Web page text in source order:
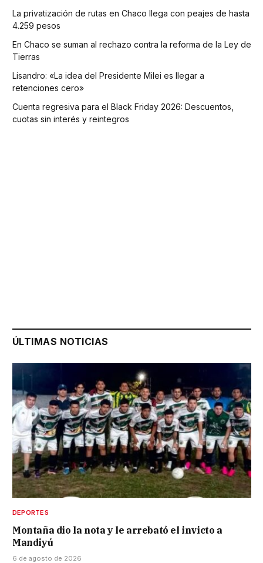
La privatización de rutas en Chaco llega con peajes de hasta
4.259 pesos
En Chaco se suman al rechazo contra la reforma de la Ley de
Tierras
Lisandro: «La idea del Presidente Milei es llegar a
retenciones cero»
Cuenta regresiva para el Black Friday 2026: Descuentos,
cuotas sin interés y reintegros
ÚLTIMAS NOTICIAS
DEPORTES
Montaña dio la nota y le arrebató el invicto a
Mandiyú
6 de agosto de 2026